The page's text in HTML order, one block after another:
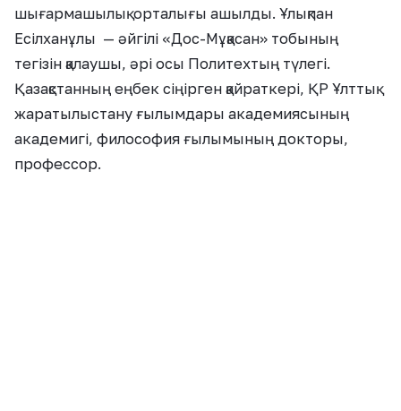
шығармашылық орталығы ашылды. Ұлықпан
Есілханұлы — әйгілі «Дос-Мұқасан» тобының
тегізін қалаушы, әрі осы Политехтың түлегі.
Қазақстанның еңбек сіңірген қайраткері, ҚР Ұлттық
жаратылыстану ғылымдары академиясының
академигі, философия ғылымының докторы,
профессор.